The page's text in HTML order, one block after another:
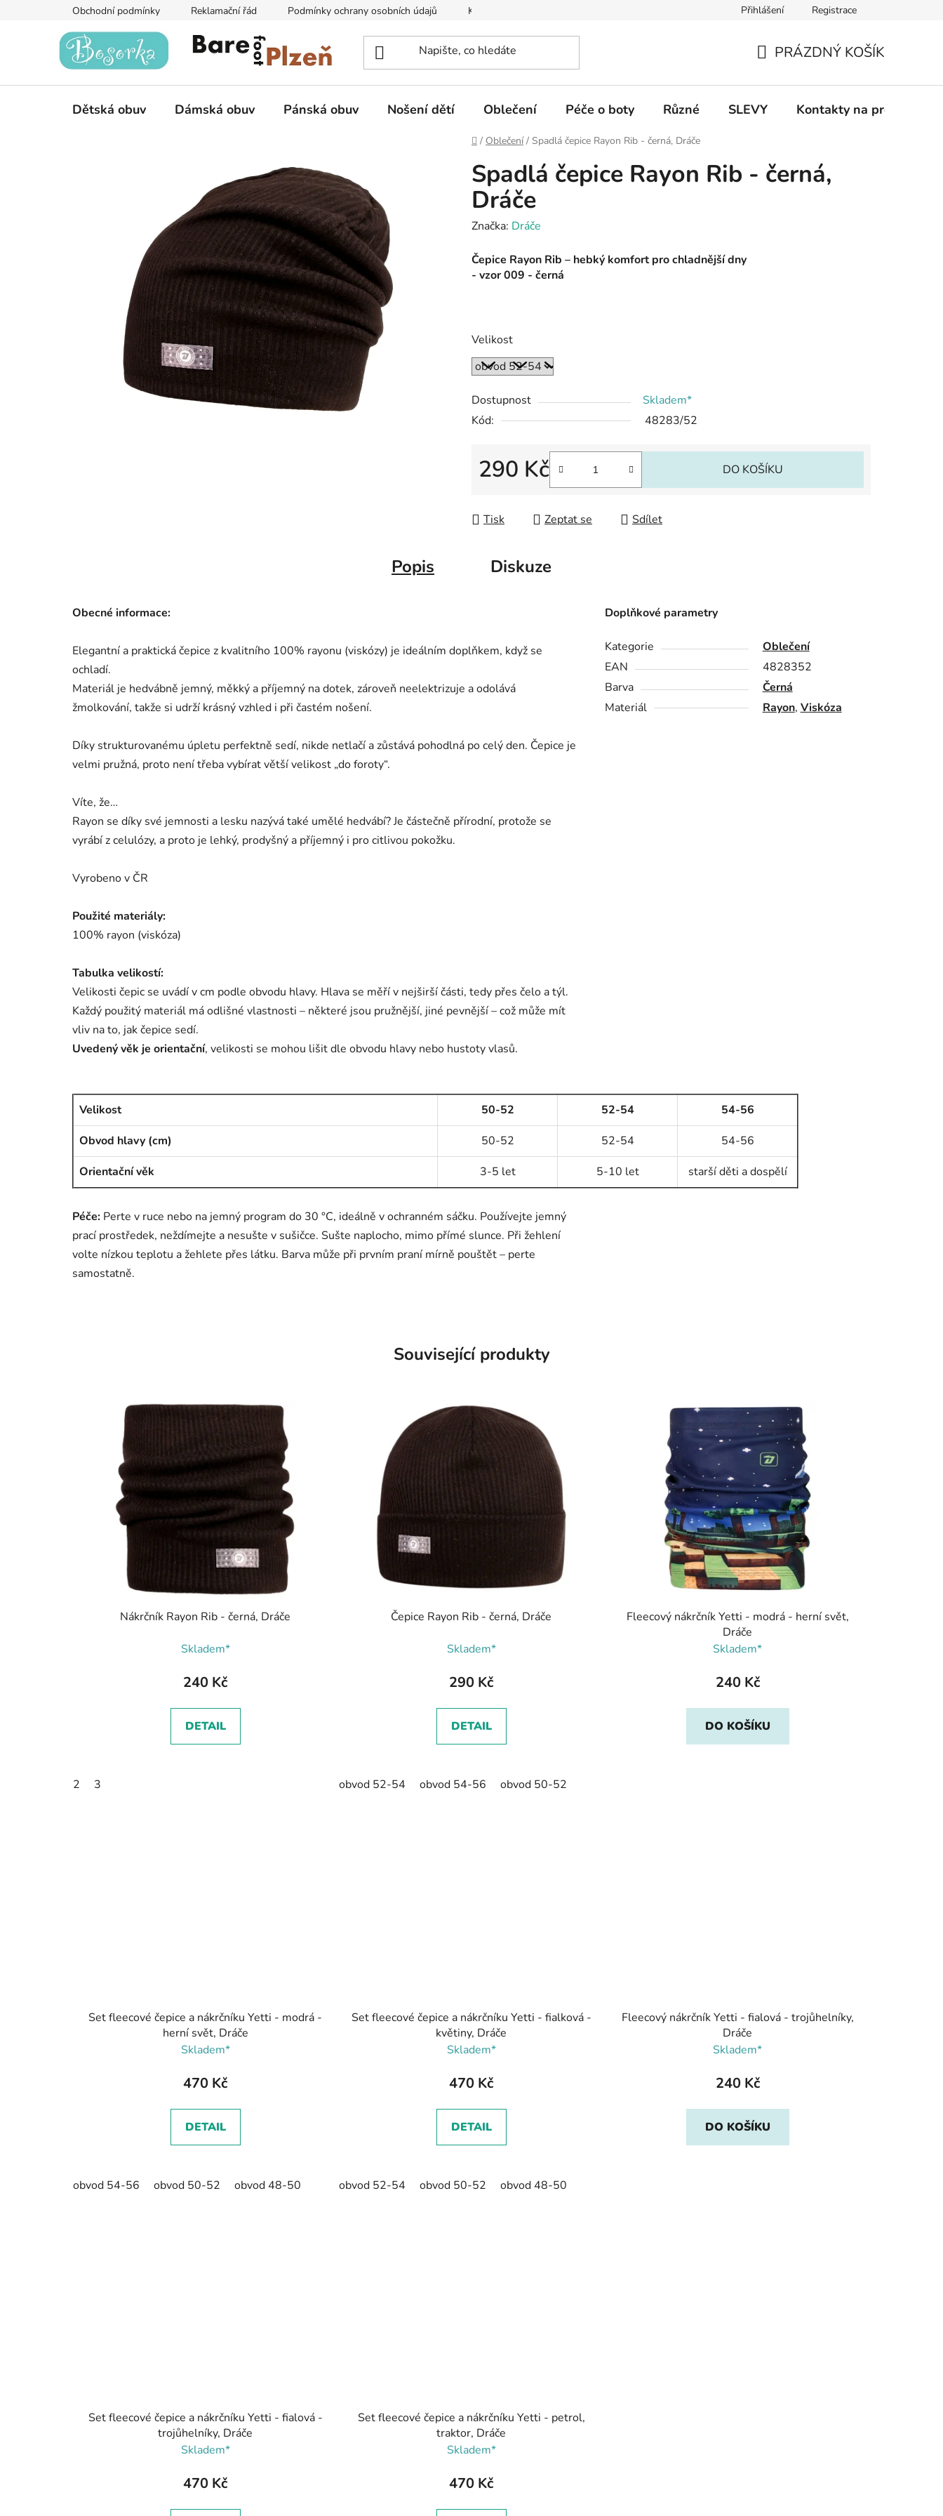
Obchodní podmínky Reklamační řád Podmínky ochrany osobních údajů Kontakty na prodejny Informace k on-line platbám Odstoupení od
Přihlášení Registrace
KOŠÍK
PRÁZDNÝ KOŠÍK
Dětská obuv Dámská obuv Pánská obuv Nošení dětí Oblečení Péče o boty Různé SLEVY Kontakty na prodejny
Domů
/ Oblečení / Spadlá čepice Rayon Rib - černá, Dráče
Spadlá čepice Rayon Rib - černá,
Dráče
Značka: Dráče
Čepice Rayon Rib – hebký komfort pro chladnější dny
- vzor 009 - černá
Velikost
Dostupnost
Skladem*
Kód:
48283/52
290 Kč DO KOŠÍKU
Tisk Zeptat se Sdílet
Popis Diskuze
Obecné informace:
Elegantní a praktická čepice z kvalitního 100% rayonu (viskózy) je ideálním doplňkem, když se
ochladí.
Materiál je hedvábně jemný, měkký a příjemný na dotek, zároveň neelektrizuje a odolává
žmolkování, takže si udrží krásný vzhled i při častém nošení.
Díky strukturovanému úpletu perfektně sedí, nikde netlačí a zůstává pohodlná po celý den. Čepice je
velmi pružná, proto není třeba vybírat větší velikost „do foroty“.
Víte, že…
Rayon se díky své jemnosti a lesku nazývá také umělé hedvábí? Je částečně přírodní, protože se
vyrábí z celulózy, a proto je lehký, prodyšný a příjemný i pro citlivou pokožku.
Vyrobeno v ČR
Použité materiály:
100% rayon (viskóza)
Tabulka velikostí:
Velikosti čepic se uvádí v cm podle obvodu hlavy. Hlava se měří v nejširší části, tedy přes čelo a týl.
Každý použitý materiál má odlišné vlastnosti – některé jsou pružnější, jiné pevnější – což může mít
vliv na to, jak čepice sedí.
Uvedený věk je orientační, velikosti se mohou lišit dle obvodu hlavy nebo hustoty vlasů.
Velikost 50-52 52-54
54-56
Obvod hlavy (cm)
50-52 52-54
54-56
Orientační věk
3-5 let 5-10 let starší děti a dospělí
Péče: Perte v ruce nebo na jemný program do 30 °C, ideálně v ochranném sáčku. Používejte jemný
prací prostředek, neždímejte a nesušte v sušičce. Sušte naplocho, mimo přímé slunce. Při žehlení
volte nízkou teplotu a žehlete přes látku. Barva může při prvním praní mírně pouštět – perte
samostatně.
Doplňkové parametry
Kategorie
Oblečení
EAN
4828352
Barva
Černá
Materiál
Rayon, Viskóza
Související produkty
Nákrčník Rayon Rib - černá, Dráče
Skladem*
240 Kč
DETAIL
2 3
Čepice Rayon Rib - černá, Dráče
Skladem*
290 Kč
DETAIL
obvod 52-54 obvod 54-56 obvod 50-52
Fleecový nákrčník Yetti - modrá - herní svět,
Dráče
Skladem*
240 Kč
DO KOŠÍKU
Set fleecové čepice a nákrčníku Yetti - modrá -
herní svět, Dráče
Skladem*
470 Kč
DETAIL
obvod 54-56 obvod 50-52 obvod 48-50
Set fleecové čepice a nákrčníku Yetti - fialková -
květiny, Dráče
Skladem*
470 Kč
DETAIL
obvod 52-54 obvod 50-52 obvod 48-50
Fleecový nákrčník Yetti - fialová - trojůhelníky,
Dráče
Skladem*
240 Kč
DO KOŠÍKU
Set fleecové čepice a nákrčníku Yetti - fialová -
trojůhelníky, Dráče
Skladem*
470 Kč
Set fleecové čepice a nákrčníku Yetti - petrol,
traktor, Dráče
Skladem*
470 Kč